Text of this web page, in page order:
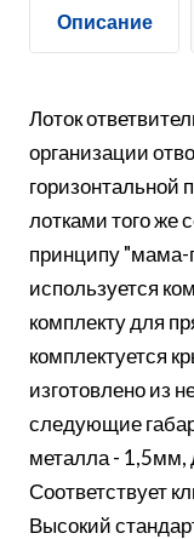
Описание
Лоток
организации
горизонтальной
лотками того же
принципу "мама-
используется
комплекту для
комплектуется
изготовлено из
следующие
металла -
Соответствует
Высокий